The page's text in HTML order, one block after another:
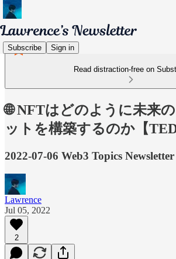
Subscribe Sign in
Read distraction-free on
🌐 NFTはどのように未来
ットを構築するのか【TED
2022-07-06 Web3 Topics
Lawrence
Jul 05, 2022
2